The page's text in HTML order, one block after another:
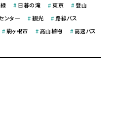
# 日暮の滝 #東京 #登山
ンター # 観光 # 路線バス
#駒ヶ根市 #高山植物 #高速バス